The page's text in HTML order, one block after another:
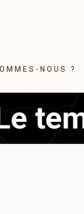
NOUS ?